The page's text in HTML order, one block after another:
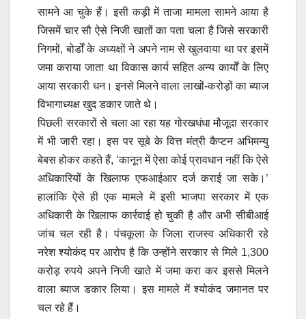
सामने आ चुके हैं। इसी कड़ी में ताजा मामला सामने आया है
जिसमें चार सौ ऐसे निजी खातों का पता चला है जिसे सरकारी
निगमों, बोर्डों के अध्यक्षों ने अपने नाम से खुलवाया था पर इसमें
जमा कराया जाता था विकास कार्य सहित अन्य कार्यों के लिए
आया सरकारी धन। इनसे मिलने वाला लाखों-करोड़ों का ब्याज
विभागाध्यक्ष खुद डकार जाते थे।
पिछली सरकारों से चला आ रहा यह गोरखधंधा मौजूदा सरकार
में भी जारी रहा। इस पर सूबे के वित्त मंत्री कैप्टन अभिमन्यु
बेबस होकर कहते हैं, ‘कानून में ऐसा कोई प्रावधान नहीं कि ऐसे
अधिकारियों के खिलाफ एफआईआर दर्ज कराई जा सके।’
हालांकि ऐसे ही एक मामले में इसी भाजपा सरकार में एक
अधिकारी के खिलाफ कार्रवाई हो चुकी है और अभी सीबीआई
जांच चल रही है। पंचकूला के जिला राजस्व अधिकारी रहे
नरेश श्योकंद पर आरोप है कि उन्होंने सरकार से मिले 1,300
करोड़ रुपये अपने निजी खाते में जमा करा कर इससे मिलने
वाला ब्याज डकार लिया। इस मामले में श्योकंद जमानत पर
चल रहे हैं।